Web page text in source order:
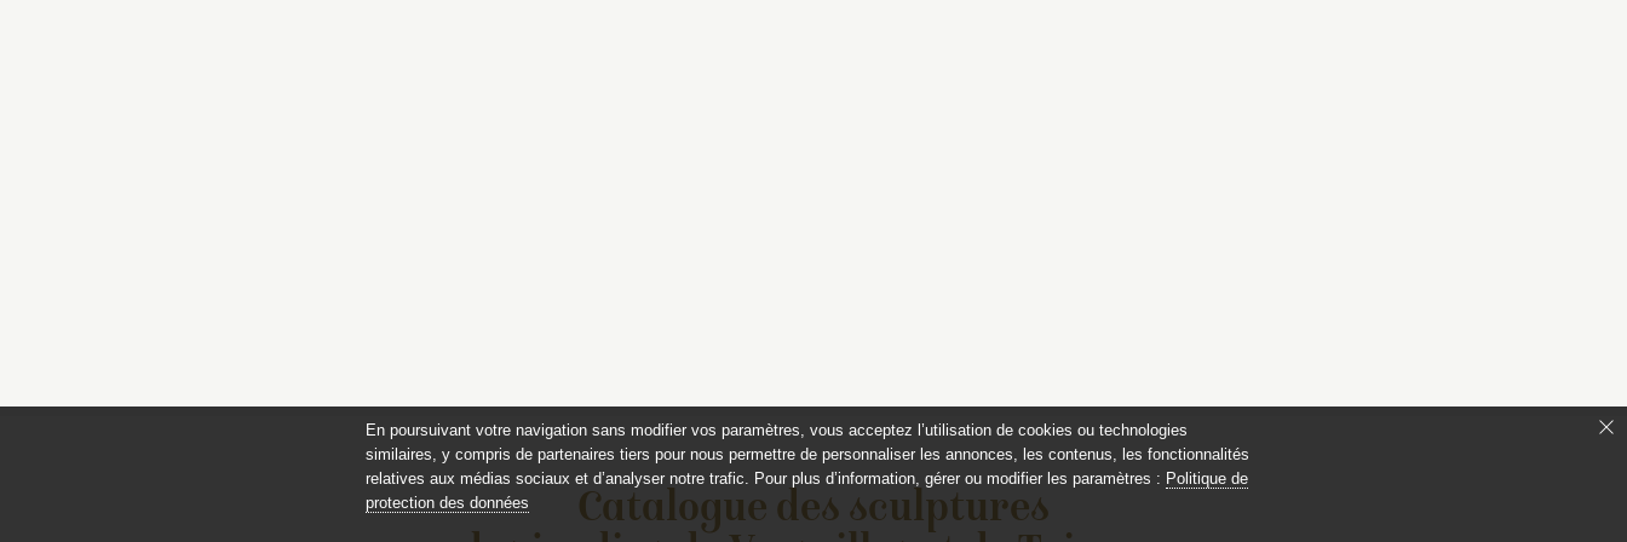
Catalogue des sculptures
En poursuivant votre navigation sans modifier vos paramètres, vous acceptez l’utilisation de cookies ou technologies
similaires, y compris de partenaires tiers pour nous permettre de personnaliser les annonces, les contenus, les fonctionnalités
relatives aux médias sociaux et d’analyser notre trafic. Pour plus d’information, gérer ou modifier les paramètres : Politique de
protection des données